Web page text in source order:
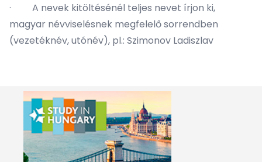
· A nevek kitöltésénél teljes nevet írjon ki,
magyar névviselésnek megfelelő sorrendben
(vezetéknév, utónév), pl.: Szimonov Ladiszlav